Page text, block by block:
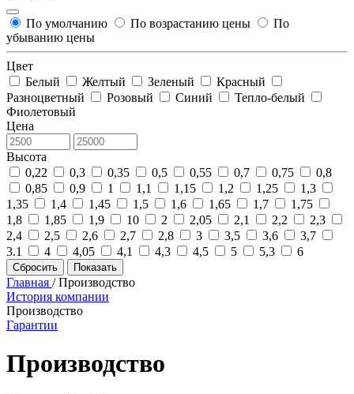
По умолчанию По возрастанию цены
По
убыванию цены
Цвет
Белый
Желтый Зеленый
Красный
Разноцветный
Розовый Синий
Тепло-белый
Фиолетовый
Цена
Высота
0,22
0,3 0,35 0,5 0,55 0,7 0,75
0,8
0,85
0,9 1 1,1 1,15 1,2 1,25
1,3
1,35
1,4 1,45 1,5 1,6 1,65 1,7
1,75
1,8
1,85 1,9 10 2 2,05 2,1 2,2
2,3
2,4
2,5 2,6 2,7 2,8 3 3,5 3,6
3,7
3.1
4 4,05 4,1 4,3 4,5 5 5,3 6
Сбросить Показать
Главная /Производство
История компании
Производство
Гарантии
Производство